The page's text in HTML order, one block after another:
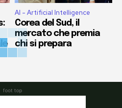
AI - Artificial Intelligence
Corea del Sud, il
mercato che premia
chi si prepara
foot top